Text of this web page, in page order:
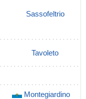
Sassofeltrio
Tavoleto
Montegiardino